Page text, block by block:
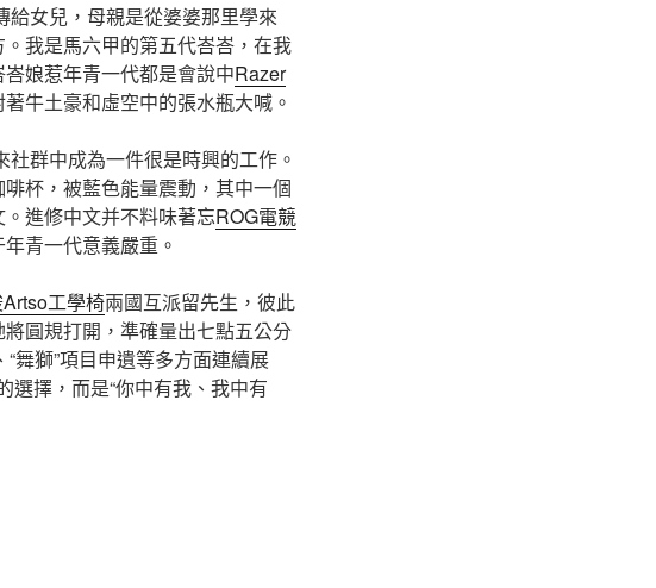
女兒，母親是從婆婆那里學來
我是馬六甲的第五代峇峇，在我
娘惹年青一代都是會說中Razer
牛土豪和虛空中的張水瓶大喊。
群中成為一件很是時興的工作。
杯，被藍色能量震動，其中一個
進修中文并不料味著忘ROG電競
青一代意義嚴重。
工學椅兩國互派留先生，彼此
圓規打開，準確量出七點五公分
舞獅”項目申遺等多方面連續展
選擇，而是“你中有我、我中有